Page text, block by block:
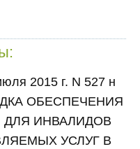
2015 г. N 527 н
ОБЕСПЕЧЕНИЯ
ИНВАЛИДОВ
УСЛУГ В